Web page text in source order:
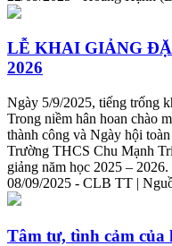
LỄ KHAI GIẢNG
2026
Ngày 5/9/2025, tiếng trống
Trong niềm hân hoan chào
thành công và Ngày hội
Trường THCS Chu Mạnh Tri
giảng năm học 2025 –
08/09/2025 - CLB TT |
Tâm tư, tình cảm của